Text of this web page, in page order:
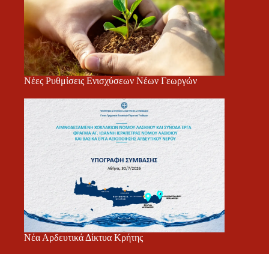
Νέες Ρυθμίσεις Ενισχύσεων Νέων Γεωργών
Νέα Αρδευτικά Δίκτυα Κρήτης